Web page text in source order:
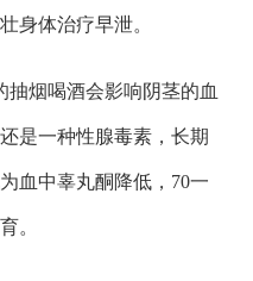
身体治疗早泄。
抽烟喝酒会影响阴茎的血
是一种性腺毒素，长期
血中辜丸酮降低，70一
。